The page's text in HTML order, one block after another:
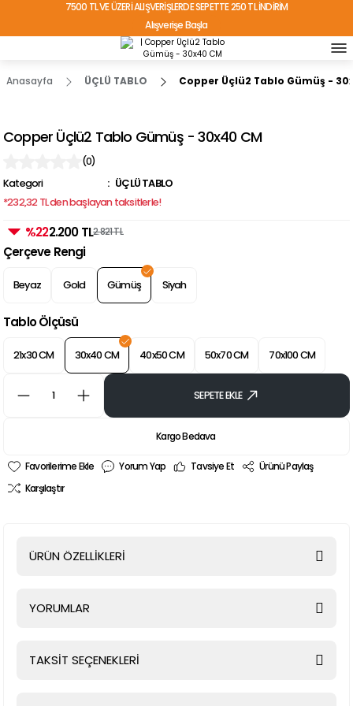
7500 TL VE ÜZERİ ALIŞVERİŞLERDE SEPETTE 250 TL İNDİRİM
Alışverişe Başla
TÜRKİYE'NİN HER YERİNE ÜCRETSİZ KARGO!
Anasayfa ÜÇLÜ TABLO Copper Üçlü2 Tablo Gümüş -
Copper Üçlü2 Tablo Gümüş - 30x40 CM
(0)
Kategori
ÜÇLÜ TABLO
*232,32 TL den başlayan taksitlerle!
%222.200 TL2.821 TL
Çerçeve Rengi
Beyaz Gold Gümüş Siyah
Tablo Ölçüsü
21x30 CM 30x40 CM 40x50 CM 50x70 CM 70x100 CM
SEPETE EKLE
Kargo Bedava
Yorum Yap Tavsiye Et
Ürünü Paylaş
Karşılaştır
ÜRÜN ÖZELLİKLERİ
YORUMLAR
TAKSİT SEÇENEKLERİ